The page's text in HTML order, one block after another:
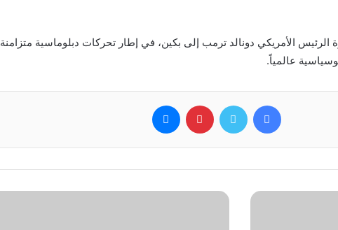
الرئيس الأمريكي دونالد ترمب إلى بكين، في إطار تحركات دبلوماسية متزامنة
عالمياً.
فيسبوك تويتر بينتيريست